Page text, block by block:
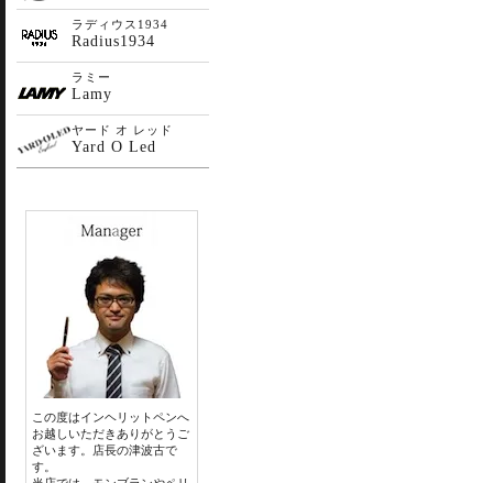
ラディウス1934
Radius1934
ラミー
Lamy
ヤード オ レッド
Yard O Led
この度はインヘリットペンへ
お越しいただきありがとうご
ざいます。店長の津波古で
す。